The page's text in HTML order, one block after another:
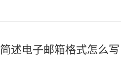
简述电子邮箱格式怎么写